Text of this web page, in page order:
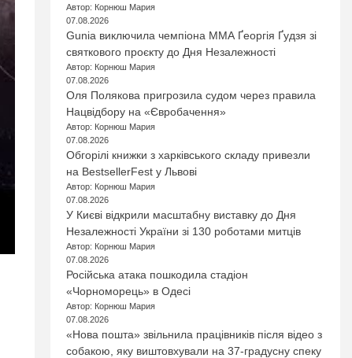
Автор: Корнюш Мария
07.08.2026
Gunia виключила чемпіона ММА Ґеоргія Ґудзя зі
святкового проєкту до Дня Незалежності
Автор: Корнюш Мария
07.08.2026
Оля Полякова пригрозила судом через правила
Нацвідбору на «Євробачення»
Автор: Корнюш Мария
07.08.2026
Обгорілі книжки з харківського складу привезли
на BestsellerFest у Львові
Автор: Корнюш Мария
07.08.2026
У Києві відкрили масштабну виставку до Дня
Незалежності України зі 130 роботами митців
Автор: Корнюш Мария
07.08.2026
Російська атака пошкодила стадіон
«Чорноморець» в Одесі
Автор: Корнюш Мария
07.08.2026
«Нова пошта» звільнила працівників після відео з
собакою, яку виштовхували на 37-градусну спеку